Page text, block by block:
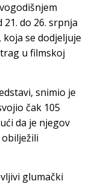
do 26. srpnja
koja se dodjeljuje
u filmskoj
snimio je
čak 105
da je njegov
glumački